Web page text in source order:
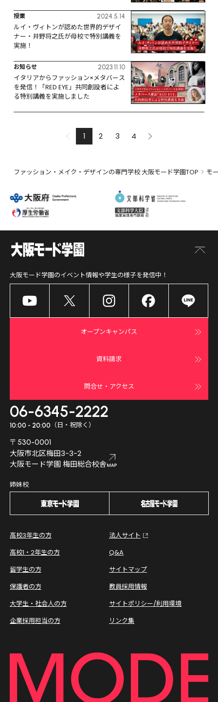
授業 2024.5.14
ルイ・ヴィトンが認めた世界的デザイ
ナー・井野将之氏が母校で特別講義を
実施！
お知らせ 2023.11.10
イタリアからファッション×メタバース
を発信！「RED EYE」共同創設者によ
る特別講義を実施しました
1 2 3 4
ファッション・メイク・デザインの専門学校 大阪モード学園TOP モ
大阪モード学園のイベント情報や学生の様子を発信中！
オープンキャンパス
資料請求
問合せ・アクセス
06-6345-2222
10:00 - 20:00 （日・祝除く）
〒530-0001
大阪市北区梅田3-3-2
大阪モード学園 梅田総合校舎
姉妹校
高校3年生の方
高校1・2年生の方
留学生の方
保護者の方
大学生・社会人の方
企業採用担当の方
法人サイト
Q&A
サイトマップ
教員採用情報
サイトポリシー/利用環境
リンク集